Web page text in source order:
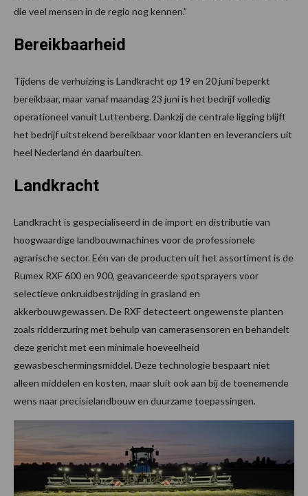
die veel mensen in de regio nog kennen.”
Bereikbaarheid
Tijdens de verhuizing is Landkracht op 19 en 20 juni beperkt
bereikbaar, maar vanaf maandag 23 juni is het bedrijf volledig
operationeel vanuit Luttenberg. Dankzij de centrale ligging blijft
het bedrijf uitstekend bereikbaar voor klanten en leveranciers uit
heel Nederland én daarbuiten.
Landkracht
Landkracht is gespecialiseerd in de import en distributie van
hoogwaardige landbouwmachines voor de professionele
agrarische sector. Eén van de producten uit het assortiment is de
Rumex RXF 600 en 900, geavanceerde spotsprayers voor
selectieve onkruidbestrijding in grasland en
akkerbouwgewassen. De RXF detecteert ongewenste planten
zoals ridderzuring met behulp van camerasensoren en behandelt
deze gericht met een minimale hoeveelheid
gewasbeschermingsmiddel. Deze technologie bespaart niet
alleen middelen en kosten, maar sluit ook aan bij de toenemende
wens naar precisielandbouw en duurzame toepassingen.